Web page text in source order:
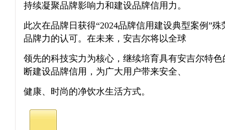
持续凝聚品牌影响力和建设品牌信用力。
此次在品牌日获得“2024品牌信用建设典型案例”
品牌力的认可。在未来，安吉尔将以全球
领先的科技实力为核心，继续培育具有安吉尔特色
断建设品牌信用，为广大用户带来安全、
健康、时尚的净饮水生活方式。